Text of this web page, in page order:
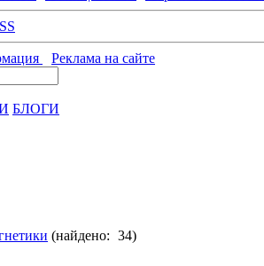
Реклама на сайте
БЛОГИ
(найдено: 34)